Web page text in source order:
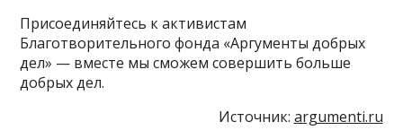
Присоединяйтесь к активистам
Благотворительного фонда «Аргументы добрых
дел» — вместе мы сможем совершить больше
добрых дел.
Источник: argumenti.ru